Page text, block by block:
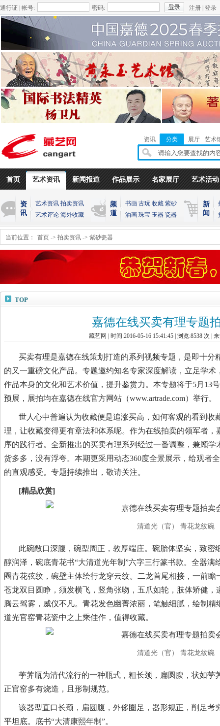
通行证 | 帐号: 密码: 注册 登录
资讯 分类 展厅 艺术
首页 艺术资讯 新闻报道 作品展示 名家展厅 艺术活动
资
讯
艺术资讯 拍卖资讯
艺术评论 海外收藏
频
道
书画 古玩 收藏 紫砂
油画 珠宝 玉器 瓷器
新
闻
当前位置： 首页 -> 拍卖资讯 -> 紫砂瓷器
TOP
嘉德在线买卖有理专题
藏艺网 | 时间:2016-05-16 15:41:45 | 浏览:8538 次 |
买卖有理是嘉德在线策划打造的系列视频专题，是即十分
的又一重磅文化产品。专题邀约知名专家深度解读，立足学
作品本身的文化和艺术价值，提升鉴赏力。本专题将于5月13
预展，展拍均在嘉德在线官方网站（www.artrade.com）举行。
世人心中普遍认为收藏便是追涨买高，如何客观的看到收
理，让收藏变得更有章法和体系呢。作为在线拍卖的领军者，
序的践行者。全新推出的买卖有理系列经过一番调整，兼顾
货多多，没有浮夸。本期更采用动态360度全景展示，给观者
的直观感受。专题持续推出，敬请关注。
[精品欣赏]
清道光（官） 青花龙纹碗
此碗敞口深腹，碗型周正，敦厚端庄。碗胎体坚实，致密
醇润泽，碗底青花书“大清道光年制”六字三行篆书款。全器满
圈青花弦纹，碗壁主体绘行龙穿云纹。二龙首尾相接，一前
苍龙双目圆睁，须发横飞，竖角张吻，五爪如轮，肢体矫健，
腾云驾雾，威仪不凡。青花发色幽菁浓丽，笔触细腻，绘制
道光官窑青花瓷中之上乘佳作，值得收藏。
清道光（官） 青花龙纹碗
荸荠瓶为清代流行的一种瓶式，粗长颈，扁圆腹，状如荸
正官窑多有烧造，且形制规范。
该器型直口长颈，扁圆腹，外侈圈足，器形规正，削足考
平坦底。底书“大清康熙年制”。